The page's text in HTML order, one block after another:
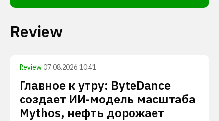
Review
Review·07.08.2026 10:41
Главное к утру: ByteDance
создает ИИ-модель масштаба
Mythos, нефть дорожает